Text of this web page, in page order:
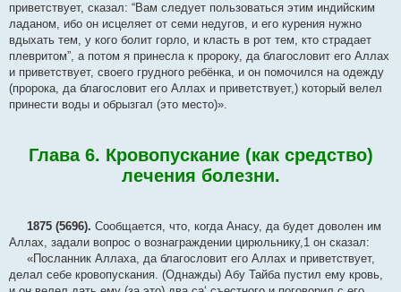
приветствует, сказал: “Вам следует пользоваться этим индийским
ладаном, ибо он исцеляет от семи недугов, и его курения нужно
вдыхать тем, у кого болит горло, и класть в рот тем, кто страдает
плевритом”, а потом я принесла к пророку, да благословит его Аллах
и приветствует, своего грудного ребёнка, и он помочился на одежду
(пророка, да благословит его Аллах и приветствует,) который велел
принести воды и обрызгал (это место)».
Глава 6. Кровопускание (как средство)
лечения болезни.
1875 (5696). Сообщается, что, когда Анасу, да будет доволен им
Аллах, задали вопрос о вознаграждении цирюльнику,1 он сказал:
«Посланник Аллаха, да благословит его Аллах и приветствует,
делал себе кровопускания. (Однажды) Абу Тайба пустил ему кровь,